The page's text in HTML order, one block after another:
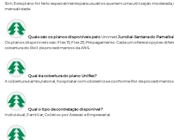
Sim. Este plano foi feito especialmente para usuários que tem uma utilização
mensalidade.
Quais são os planos disponíveis peloUnimedJundiaí-Santana do
Os planos disponíveis são: Flex 15, Flex 25, Pré pagamento. Cada um oferece opções
cobertura do Roll de procedimentos da ANS.
Qual é a cobertura do plano Uniflex?
A cobertura é ambulatorial, hospitalar com obstetrícia e conforme Rol de procedimentos
Qual o tipo de contratação disponível?
Individual, Familiar, Coletivo por Adesão e Empresarial.